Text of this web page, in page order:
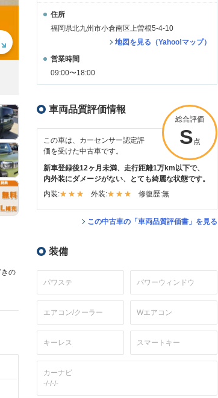
の
住所
福岡県北九州市小倉南区上曽根5-4-10
地図を見る（Yahoo!マップ）
営業時間
09:00〜18:00
車両品質評価情報
総合評価
S点
この車は、カーセンサー認定評
価を受けた中古車です。
新車登録後12ヶ月未満、走行距離1万km以下で、
内外装にダメージがない、とても綺麗な状態です。
内装:
外装: 修復歴:無
この中古車の「車両品質評価書」を見る
装備
パワステ パワーウィンドウ
エアコン/クーラー Wエアコン
キーレス スマートキー
カーナビ
-/-/-/-